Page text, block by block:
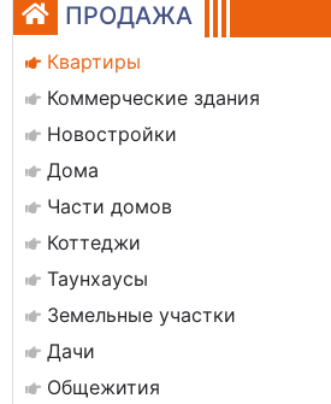
ПРОДАЖА
Квартиры
Коммерческие здания
Новостройки
Дома
Части домов
Коттеджи
Таунхаусы
Земельные участки
Дачи
Общежития